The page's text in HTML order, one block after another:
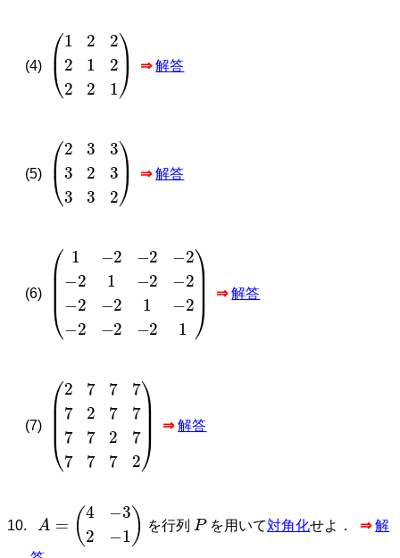
(4)
1 22 21 2 21
⇒ 解答
(5)
2 33 32 3 32
⇒ 解答
(6)
1 −2− 2 1− −2− 2 1−2−
⇒ 解答
(7)
2 77 77 7 77 2 772
⇒ 解答
A −3 −1)
を行列
P
を用いて対角化せよ． ⇒ 解